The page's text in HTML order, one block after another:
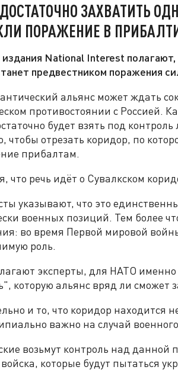
ЗАХВАТИТЬ
ПОРАЖЕНИЕ В
National Interest полагают,
предвестником поражения
альянс может ждать
противостоянии с Россией.
будет взять под
чтобы отрезать коридор, по
прибалтам.
что речь идёт о Сувалкском
указывают, что это
военных позиций. Тем более
во время Первой мировой
роль.
эксперты, для НАТО
которую альянс вряд ли сможет
и то, что коридор находится
важно на случай
возьмут контроль над данной
которые будут пытаться